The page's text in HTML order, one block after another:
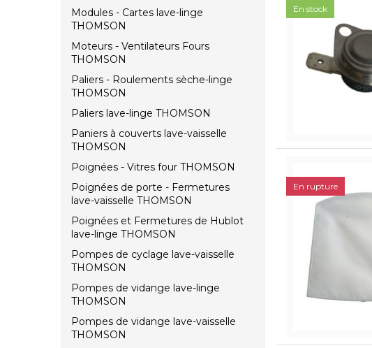
Modules - Cartes lave-linge
THOMSON
Moteurs - Ventilateurs Fours
THOMSON
Paliers - Roulements sèche-linge
THOMSON
Paliers lave-linge THOMSON
Paniers à couverts lave-vaisselle
THOMSON
Poignées - Vitres four THOMSON
Poignées de porte - Fermetures
lave-vaisselle THOMSON
Poignées et Fermetures de Hublot
lave-linge THOMSON
Pompes de cyclage lave-vaisselle
THOMSON
Pompes de vidange lave-linge
THOMSON
Pompes de vidange lave-vaisselle
THOMSON
En stock
En rupture